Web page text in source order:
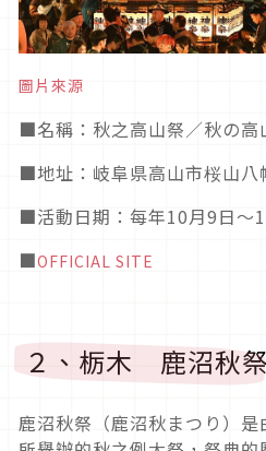
圖片來源
■名稱：秋之高山祭／秋の高
■地址：岐阜県高山市桜山八
■活動日期 ：每年10月9日～
■OFFICIAL SITE
２、栃木 鹿沼秋祭
鹿沼秋祭（鹿沼秋まつり）